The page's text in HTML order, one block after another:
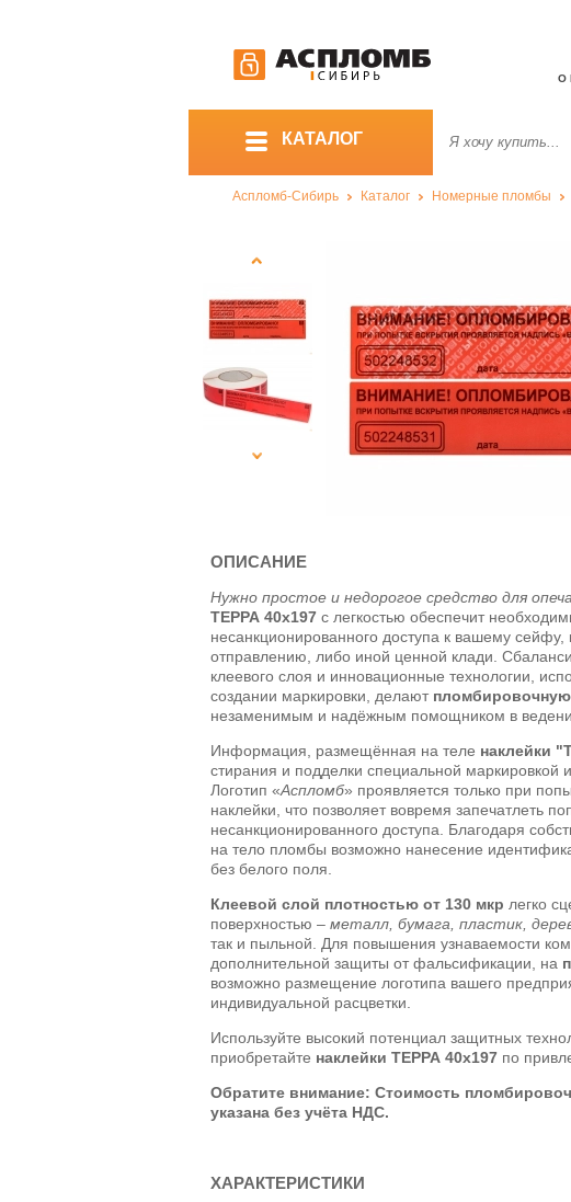
О
КАТАЛОГ
Аспломб-Сибирь Каталог Номерные пломбы
ОПИСАНИЕ
Нужно простое и недорогое средство для
ТЕРРА 40х197 с легкостью обеспечит
несанкционированного доступа к вашему сейфу,
отправлению, либо иной ценной клади.
клеевого слоя и инновационные технологии,
создании маркировки, делают
незаменимым и надёжным помощником в
Информация, размещённая на теле наклейки
стирания и подделки специальной маркировкой
Логотип «Аспломб» проявляется только при
наклейки, что позволяет вовремя запечатлеть
несанкционированного доступа. Благодаря
на тело пломбы возможно нанесение
без белого поля.
Клеевой слой плотностью от 130 мкр легко
поверхностью – металл, бумага, пластик,
так и пыльной. Для повышения узнаваемости
дополнительной защиты от фальсификации, на
возможно размещение логотипа вашего
индивидуальной расцветки.
Используйте высокий потенциал защитных
приобретайте наклейки ТЕРРА 40х197 по
Обратите внимание: Стоимость
указана без учёта НДС.
ХАРАКТЕРИСТИКИ